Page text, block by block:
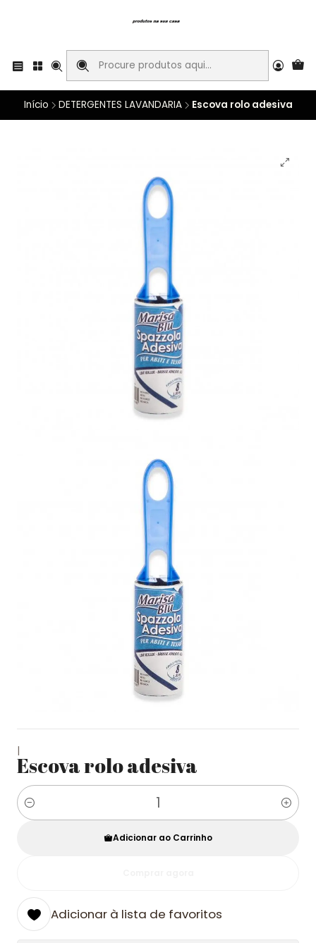
Início DETERGENTES LAVANDARIA Escova rolo adesiva
|
Escova rolo adesiva
Quantidade
Adicionar ao Carrinho
Adicionar à lista de favoritos